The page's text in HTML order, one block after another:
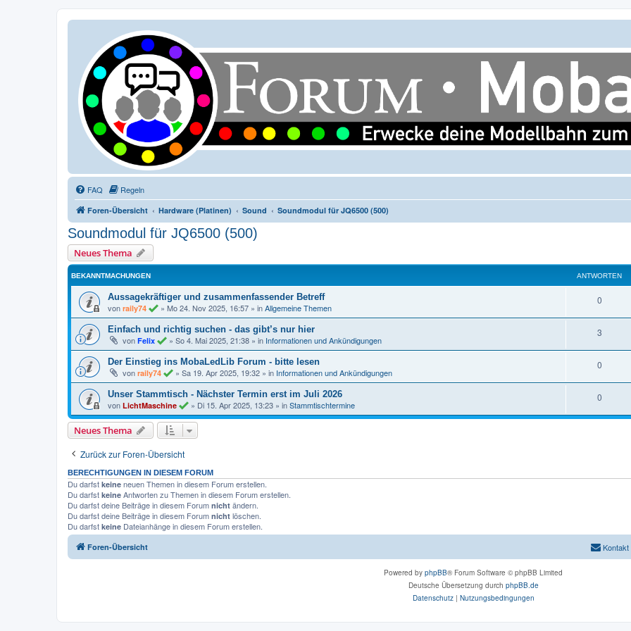
FAQ Regeln
Foren-Übersicht Hardware (Platinen) Sound Soundmodul für JQ6500 (500)
Soundmodul für JQ6500 (500)
Neues Thema
BEKANNTMACHUNGEN ANTWORTEN
Aussagekräftiger und zusammenfassender Betreff
von raily74 » Mo 24. Nov 2025, 16:57 » inAllgemeine Themen
0A
n
t
w
Einfach und richtig suchen - das gibt’s nur hier
von Felix » So 4. Mai 2025, 21:38 » in Informationen und Ankündigungen
3A
n
t
w
r
n
Der Einstieg ins MobaLedLib Forum - bitte lesen
von raily74 » Sa 19. Apr 2025, 19:32 » in Informationen und Ankündigungen
0A
n
t
w
Unser Stammtisch - Nächster Termin erst im Juli 2026
von LichtMaschine » Di 15. Apr 2025, 13:23 » inStammtischtermine
0A
n
n
Neues Thema
Zurück zur Foren-Übersicht
BERECHTIGUNGEN IN DIESEM FORUM
Du darfst keine neuen Themen in diesem Forum erstellen.
Du darfst keine Antworten zu Themen in diesem Forum erstellen.
Du darfst deine Beiträge in diesem Forum nicht ändern.
Du darfst deine Beiträge in diesem Forum nicht löschen.
Du darfst keine Dateianhänge in diesem Forum erstellen.
Foren-Übersicht Kontakt
Powered by phpBB® Forum Software © phpBB Limited
Deutsche Übersetzung durch phpBB.de
Datenschutz| Nutzungsbedingungen